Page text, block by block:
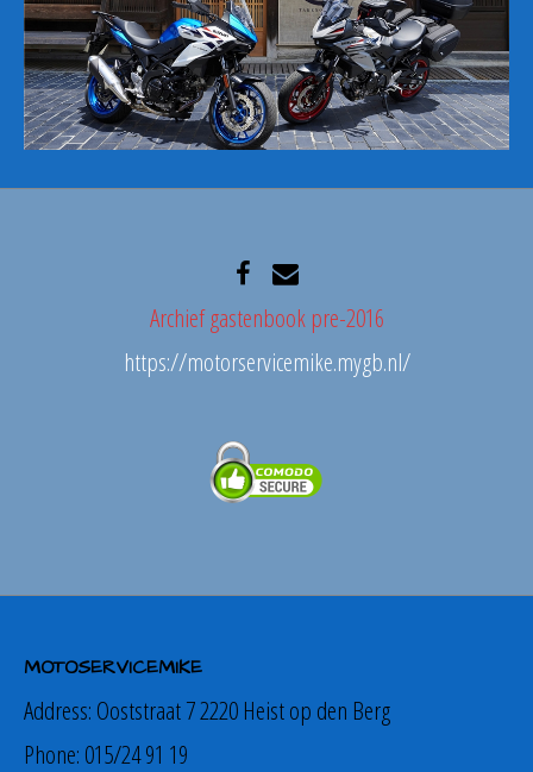
Archief gastenbook pre-2016
https://motorservicemike.mygb.nl/
MOTOSERVICEMIKE
Address: Ooststraat 7 2220 Heist op den Berg
Phone: 015/24 91 19